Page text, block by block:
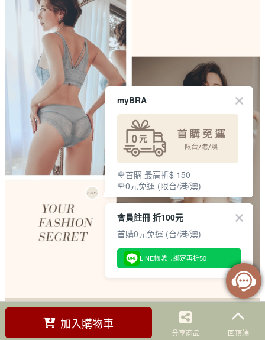
加入購物車
分享商品 回頂端
myBRA
🌹首購 最高折$ 150
🌹0元免運 (限台/港/澳)
會員註冊 折100元
首購0元免運 (台/港/澳)
LINE帳號→綁定再折50